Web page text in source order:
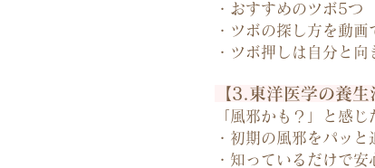
・おすすめのツボ5つ
・ツボの探し方を動画
・ツボ押しは自分と向
【3.東洋医学の養
「風邪かも？」と感
・初期の風邪をパッ
・知っているだけで